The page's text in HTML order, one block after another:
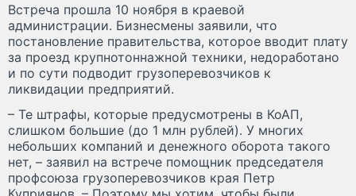
Встреча прошла 10 ноября в краевой
администрации. Бизнесмены заявили, что
постановление правительства, которое вводит плату
за проезд крупнотоннажной техники, недоработано
и по сути подводит грузоперевозчиков к
ликвидации предприятий.
– Те штрафы, которые предусмотрены в КоАП,
слишком большие (до 1 млн рублей). У многих
небольших компаний и денежного оборота такого
нет, – заявил на встрече помощник председателя
профсоюза грузоперевозчиков края Петр